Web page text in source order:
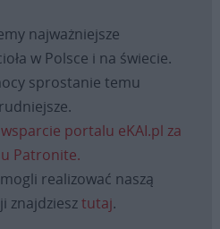
najważniejsze
w Polsce i na świecie.
sprostanie temu
wsparcie portalu eKAI.pl za
Patronite.
realizować naszą
znajdziesztutaj.